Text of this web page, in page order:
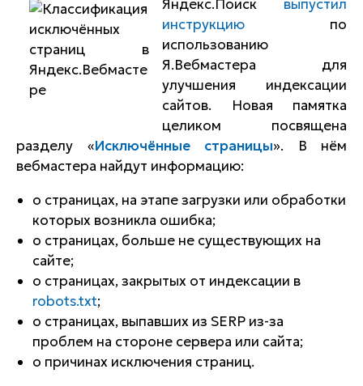
Яндекс.Поиск выпустил
инструкцию по
использованию
Я.Вебмастера для
улучшения индексации
сайтов. Новая памятка
целиком посвящена
разделу «Исключённые страницы». В нём
вебмастера найдут информацию:
о страницах, на этапе загрузки или обработки
которых возникла ошибка;
о страницах, больше не существующих на
сайте;
о страницах, закрытых от индексации в
robots.txt;
о страницах, выпавших из SERP из-за
проблем на стороне сервера или сайта;
о причинах исключения страниц.